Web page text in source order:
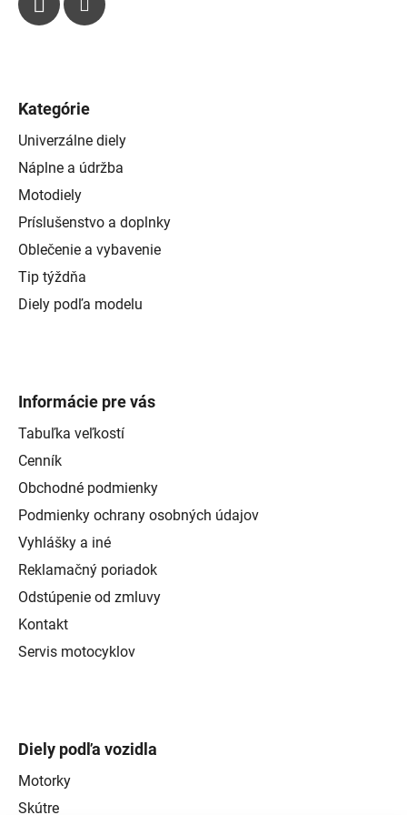
Kategórie
Univerzálne diely
Náplne a údržba
Motodiely
Príslušenstvo a doplnky
Oblečenie a vybavenie
Tip týždňa
Diely podľa modelu
Informácie pre vás
Tabuľka veľkostí
Cenník
Obchodné podmienky
Podmienky ochrany osobných údajov
Vyhlášky a iné
Reklamačný poriadok
Odstúpenie od zmluvy
Kontakt
Servis motocyklov
Diely podľa vozidla
Motorky
Skútre